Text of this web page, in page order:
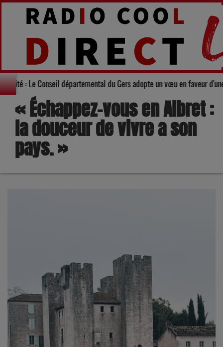
Solidarité : Le Conseil départemental du Gers adopte un vœu
« Échappez-vous en Albret :
la douceur de vivre a son
pays. »